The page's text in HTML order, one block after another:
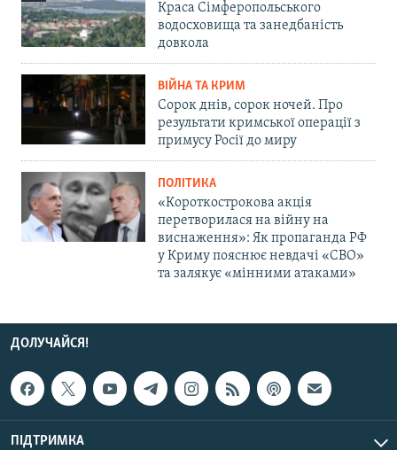
Краса Сімферопольського
водосховища та занедбаність
довкола
ВІЙНА ТА КРИМ
Сорок днів, сорок ночей. Про
результати кримської операції з
примусу Росії до миру
ПОЛІТИКА
«Короткострокова акція
перетворилася на війну на
виснаження»: Як пропаганда РФ
у Криму пояснює невдачі «СВО»
та залякує «мінними атаками»
ДОЛУЧАЙСЯ!
ПІДТРИМКА